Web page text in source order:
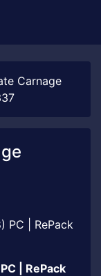
Carnage
| RePack